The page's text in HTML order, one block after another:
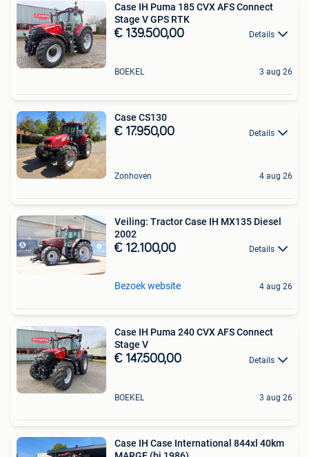
Case IH Puma 185 CVX AFS Connect
Stage V GPS RTK
€ 139.500,00 Details
BOEKEL 3 aug 26
Case CS130
€ 17.950,00 Details
Zonhoven 4 aug 26
Veiling: Tractor Case IH MX135 Diesel
2002
€ 12.100,00 Details
Bezoek website 4 aug 26
Case IH Puma 240 CVX AFS Connect
Stage V
€ 147.500,00 Details
BOEKEL 3 aug 26
Case IH Case International 844xl 40km